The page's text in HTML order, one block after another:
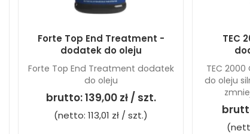
Forte Top End Treatment -
dodatek do oleju
Forte Top End Treatment dodatek
do oleju
brutto:139,00 zł / szt.
(netto: 113,01 zł / szt.)
TEC
TEC
do oleju